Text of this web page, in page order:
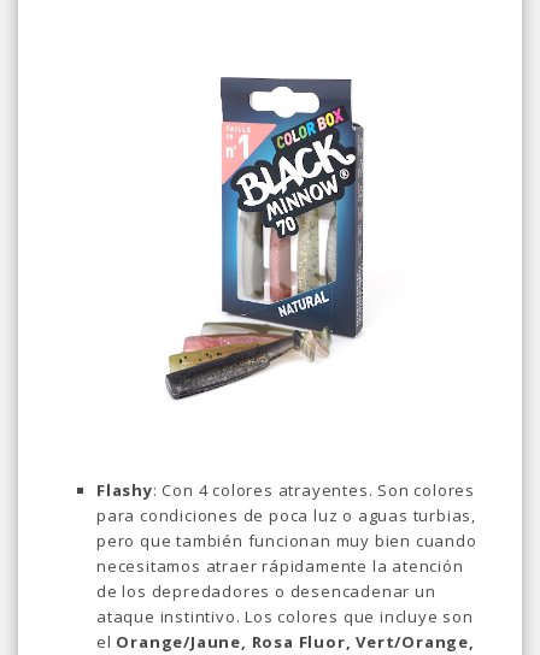
Flashy: Con 4 colores atrayentes. Son colores
para condiciones de poca luz o aguas turbias,
pero que también funcionan muy bien cuando
necesitamos atraer rápidamente la atención
de los depredadores o desencadenar un
ataque instintivo. Los colores que incluye son
el Orange/Jaune, Rosa Fluor, Vert/Orange,